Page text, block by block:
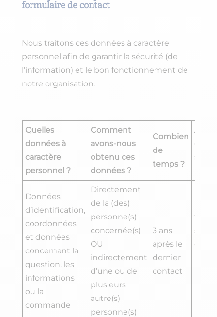
formulaire de contact
Nous traitons ces données à caractère
personnel afin de garantir la sécurité (de
l’information) et le bon fonctionnement de
notre organisation.
Quelles
données à
caractère
personnel ?
Comment
avons-nous
obtenu ces
données ?
Combien
de
temps ?
Avec
sont-
Données
d’identification,
coordonnées
et données
concernant la
question, les
informations
ou la
commande
Directement
de la (des)
personne(s)
concernée(s)
OU
indirectement
d’une ou de
plusieurs
autre(s)
personne(s)
3 ans
après le
dernier
contact